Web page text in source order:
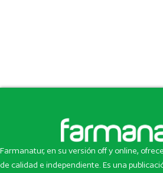
Farmanatur, en su versión off y online,
de calidad e independiente. Es una